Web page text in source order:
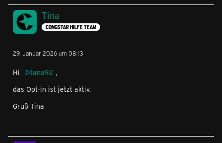
Tina
CONGSTAR HILFE TEAM
29. Januar 2026 um 08:13
Hi tana92 ,
das Opt-in ist jetzt aktiv.
Gruß Tina